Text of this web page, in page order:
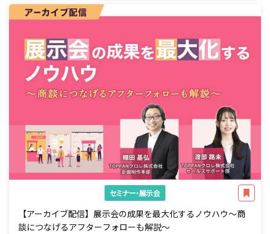
セミナー・展示会
【アーカイブ配信】展示会の成果を最大化するノウハウ～商
談につなげるアフターフォローも解説～